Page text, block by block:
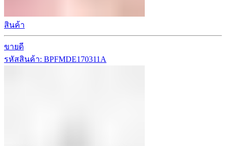
สินค้า
ขายดี
รหัสสินค้า: BPFMDE170311A